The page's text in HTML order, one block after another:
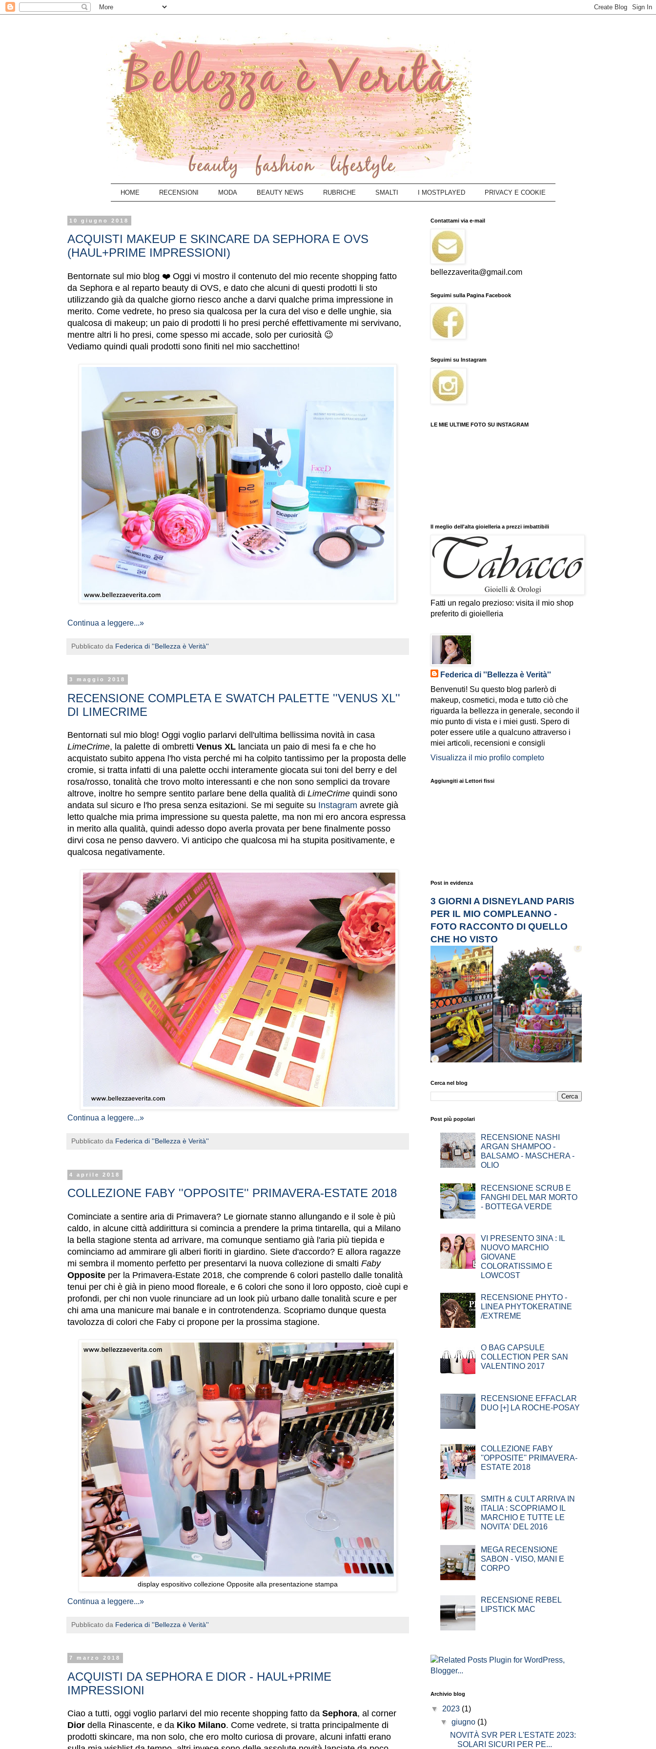
HOME RECENSIONI MODA BEAUTY NEWS RUBRICHE SMALTI I MOSTPLAYED PRIVACY E COOKIE
10 giugno 2018
ACQUISTI MAKEUP E SKINCARE DA SEPHORA E OVS
(HAUL+PRIME IMPRESSIONI)
Bentornate sul mio blog ❤️ Oggi vi mostro il contenuto del mio recente shopping fatto
da Sephora e al reparto beauty di OVS, e dato che alcuni di questi prodotti li sto
utilizzando già da qualche giorno riesco anche a darvi qualche prima impressione in
merito. Come vedrete, ho preso sia qualcosa per la cura del viso e delle unghie, sia
qualcosa di makeup; un paio di prodotti li ho presi perché effettivamente mi servivano,
mentre altri li ho presi, come spesso mi accade, solo per curiosità 😉
Vediamo quindi quali prodotti sono finiti nel mio sacchettino!
Continua a leggere...»
Pubblicato da Federica di ''Bellezza è Verità''
3 maggio 2018
RECENSIONE COMPLETA E SWATCH PALETTE ''VENUS XL''
DI LIMECRIME
Bentornati sul mio blog! Oggi voglio parlarvi dell'ultima bellissima novità in casa
LimeCrime, la palette di ombretti Venus XL lanciata un paio di mesi fa e che ho
acquistato subito appena l'ho vista perché mi ha colpito tantissimo per la proposta delle
cromie, si tratta infatti di una palette occhi interamente giocata sui toni del berry e del
rosa/rosso, tonalità che trovo molto interessanti e che non sono semplici da trovare
altrove, inoltre ho sempre sentito parlare bene della qualità di LimeCrime quindi sono
andata sul sicuro e l'ho presa senza esitazioni. Se mi seguite su Instagram avrete già
letto qualche mia prima impressione su questa palette, ma non mi ero ancora espressa
in merito alla qualità, quindi adesso dopo averla provata per bene finalmente posso
dirvi cosa ne penso davvero. Vi anticipo che qualcosa mi ha stupita positivamente, e
qualcosa negativamente.
Continua a leggere...»
Pubblicato da Federica di ''Bellezza è Verità''
4 aprile 2018
COLLEZIONE FABY ''OPPOSITE'' PRIMAVERA-ESTATE 2018
Cominciate a sentire aria di Primavera? Le giornate stanno allungando e il sole è più
caldo, in alcune città addirittura si comincia a prendere la prima tintarella, qui a Milano
la bella stagione stenta ad arrivare, ma comunque sentiamo già l'aria più tiepida e
cominciamo ad ammirare gli alberi fioriti in giardino. Siete d'accordo? E allora ragazze
mi sembra il momento perfetto per presentarvi la nuova collezione di smalti Faby
Opposite per la Primavera-Estate 2018, che comprende 6 colori pastello dalle tonalità
tenui per chi è già in pieno mood floreale, e 6 colori che sono il loro opposto, cioè cupi e
profondi, per chi non vuole rinunciare ad un look più urbano dalle tonalità scure e per
chi ama una manicure mai banale e in controtendenza. Scopriamo dunque questa
tavolozza di colori che Faby ci propone per la prossima stagione.
display espositivo collezione Opposite alla presentazione stampa
Continua a leggere...»
Pubblicato da Federica di ''Bellezza è Verità''
7 marzo 2018
ACQUISTI DA SEPHORA E DIOR - HAUL+PRIME
IMPRESSIONI
Ciao a tutti, oggi voglio parlarvi del mio recente shopping fatto da Sephora, al corner
Dior della Rinascente, e da Kiko Milano. Come vedrete, si tratta principalmente di
prodotti skincare, ma non solo, che ero molto curiosa di provare, alcuni infatti erano
Contattami via e-mail
bellezzaverita@gmail.com
Seguimi sulla Pagina Facebook
Seguimi su Instagram
LE MIE ULTIME FOTO SU INSTAGRAM
Il meglio dell'alta gioielleria a prezzi imbattibili
Fatti un regalo prezioso: visita il mio shop
preferito di gioielleria
Federica di ''Bellezza è Verità''
Benvenuti! Su questo blog parlerò di
makeup, cosmetici, moda e tutto ciò che
riguarda la bellezza in generale, secondo il
mio punto di vista e i miei gusti. Spero di
poter essere utile a qualcuno attraverso i
miei articoli, recensioni e consigli
Visualizza il mio profilo completo
Aggiungiti ai Lettori fissi
Post in evidenza
3 GIORNI A DISNEYLAND PARIS
PER IL MIO COMPLEANNO -
FOTO RACCONTO DI QUELLO
CHE HO VISTO
Cerca nel blog
Post più popolari
RECENSIONE NASHI
ARGAN SHAMPOO -
BALSAMO - MASCHERA -
OLIO
RECENSIONE SCRUB E
FANGHI DEL MAR MORTO
- BOTTEGA VERDE
VI PRESENTO 3INA : IL
NUOVO MARCHIO
GIOVANE
COLORATISSIMO E
LOWCOST
RECENSIONE PHYTO -
LINEA PHYTOKERATINE
/EXTREME
O BAG CAPSULE
COLLECTION PER SAN
VALENTINO 2017
RECENSIONE EFFACLAR
DUO [+] LA ROCHE-POSAY
COLLEZIONE FABY
''OPPOSITE'' PRIMAVERA-
ESTATE 2018
SMITH & CULT ARRIVA IN
ITALIA : SCOPRIAMO IL
MARCHIO E TUTTE LE
NOVITA' DEL 2016
MEGA RECENSIONE
SABON - VISO, MANI E
CORPO
RECENSIONE REBEL
LIPSTICK MAC
Archivio blog
▼ 2023 (1)
▼giugno (1)
NOVITÀ SVR PER L'ESTATE 2023:
SOLARI SICURI PER PE...